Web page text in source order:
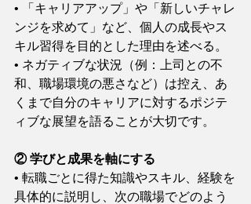
• 「キャリアアップ」や「新しいチャレ
ンジを求めて」など、個人の成長やス
キル習得を目的とした理由を述べる。
• ネガティブな状況（例：上司との不
和、職場環境の悪さなど）は控え、あ
くまで自分のキャリアに対するポジテ
ィブな展望を語ることが大切です。
② 学びと成果を軸にする
• 転職ごとに得た知識やスキル、経験を
具体的に説明し、次の職場でどのよう